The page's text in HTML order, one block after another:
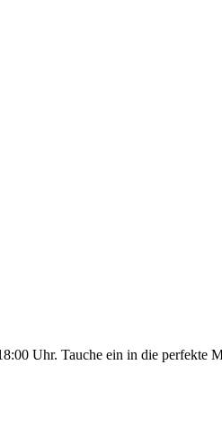
Uhr. Tauche ein in die